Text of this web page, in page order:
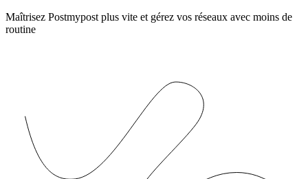
Maîtrisez Postmypost plus vite et gérez vos réseaux avec moins de
routine